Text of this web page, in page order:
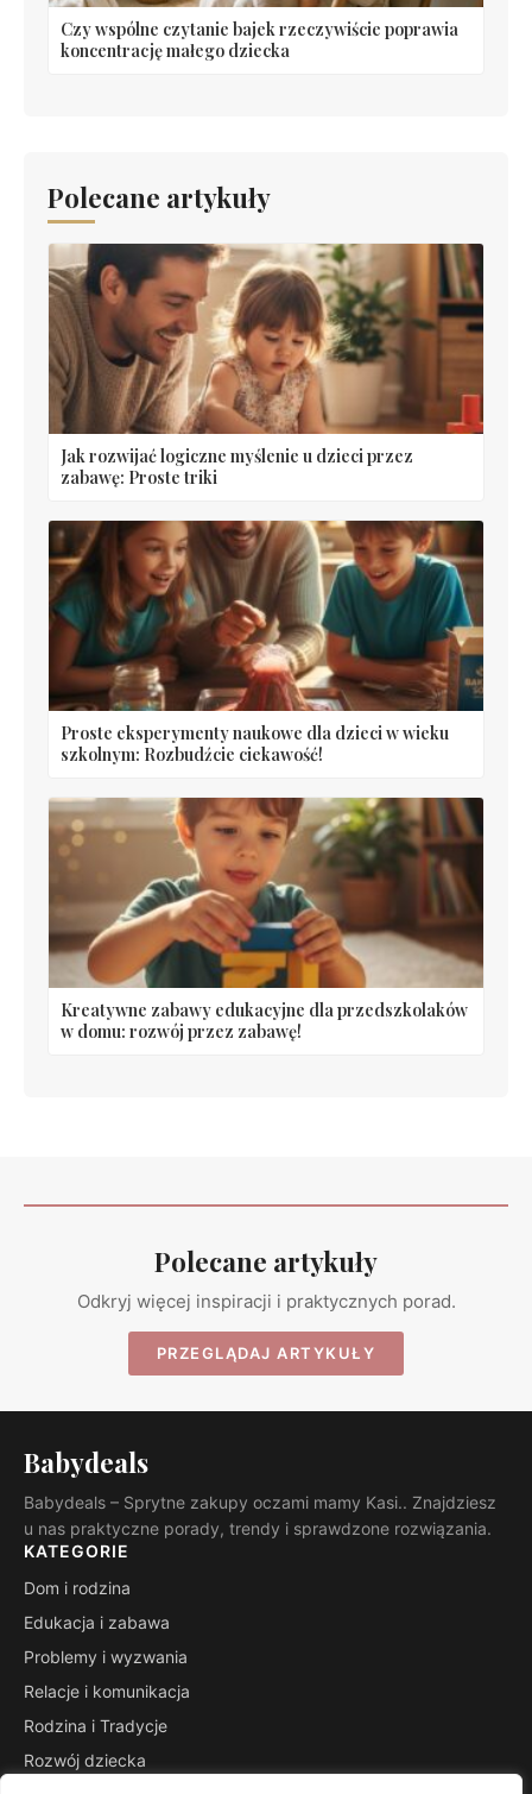
Czy wspólne czytanie bajek rzeczywiście poprawia
koncentrację małego dziecka
Polecane artykuły
Jak rozwijać logiczne myślenie u dzieci przez
zabawę: Proste triki
Proste eksperymenty naukowe dla dzieci w wieku
szkolnym: Rozbudźcie ciekawość!
Kreatywne zabawy edukacyjne dla przedszkolaków
w domu: rozwój przez zabawę!
Polecane artykuły
Odkryj więcej inspiracji i praktycznych porad.
PRZEGLĄDAJ ARTYKUŁY
Babydeals
Babydeals – Sprytne zakupy oczami mamy Kasi.. Znajdziesz
u nas praktyczne porady, trendy i sprawdzone rozwiązania.
KATEGORIE
Dom i rodzina
Edukacja i zabawa
Problemy i wyzwania
Relacje i komunikacja
Rodzina i Tradycje
Rozwój dziecka